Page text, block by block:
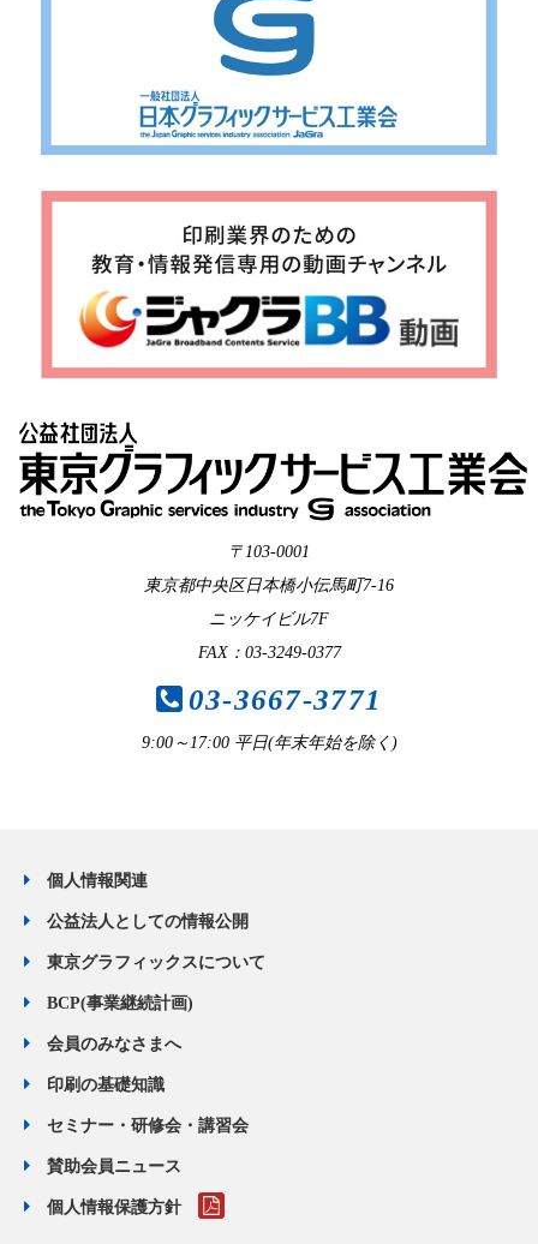
〒103-0001
東京都中央区日本橋小伝馬町7-16
ニッケイビル7F
FAX：03-3249-0377
03-3667-3771
9:00～17:00 平日(年末年始を除く)
個人情報関連
公益法人としての情報公開
東京グラフィックスについて
BCP(事業継続計画)
会員のみなさまへ
印刷の基礎知識
セミナー・研修会・講習会
賛助会員ニュース
個人情報保護方針